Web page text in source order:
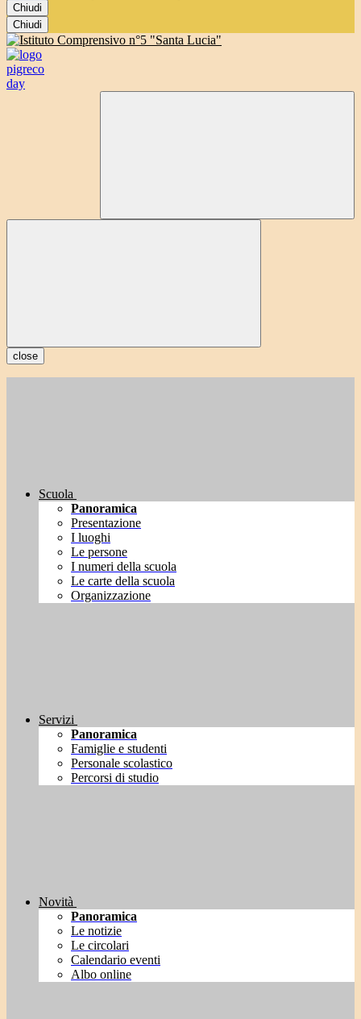
Chiudi
Chiudi
close
Scuola
Panoramica
Presentazione
I luoghi
Le persone
I numeri della scuola
Le carte della scuola
Organizzazione
Servizi
Panoramica
Famiglie e studenti
Personale scolastico
Percorsi di studio
Novità
Panoramica
Le notizie
Le circolari
Calendario eventi
Albo online